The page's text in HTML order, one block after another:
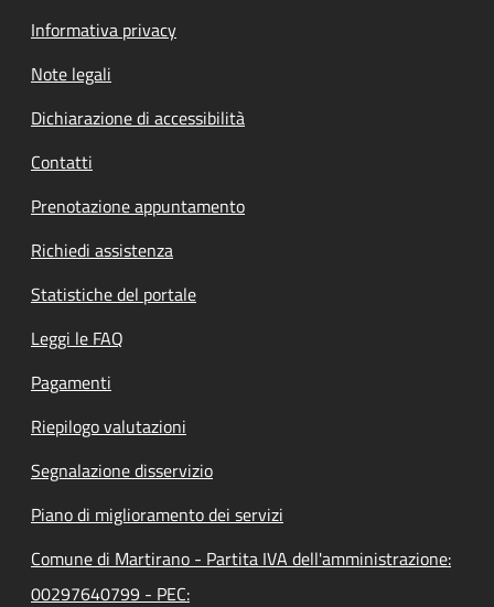
Informativa privacy
Note legali
Dichiarazione di accessibilità
Contatti
Prenotazione appuntamento
Richiedi assistenza
Statistiche del portale
Leggi le FAQ
Pagamenti
Riepilogo valutazioni
Segnalazione disservizio
Piano di miglioramento dei servizi
Comune di Martirano - Partita IVA dell'amministrazione:
00297640799 - PEC: